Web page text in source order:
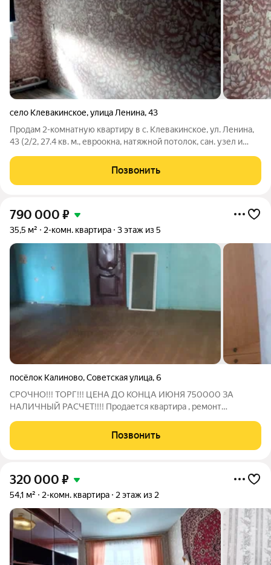
село Клевакинское,улица Ленина,43
Продам 2-комнатную квартиру в с. Клевакинское, ул. Ленина,
43 (2/2, 27.4 кв. м., евроокна, натяжной потолок, сан. узел и
- 390 тысяч рублей. Или меняю на комнату в городе.
Позвонить
790 000 ₽
35,5 м² 2-комн. квартира 3 этаж из 5
посёлок Калиново,Советская улица,6
СРОЧНО!!! ТОРГ!!! ЦЕНА ДО КОНЦА ИЮНЯ 750000 ЗА
НАЛИЧНЫЙ РАСЧЕТ!!!! Продается квартира , ремонт
в шаговой доступности К оплате принимаем все виды
сертификатов , мат капитал, ID объекта в
Позвонить
320 000 ₽
54,1 м² 2-комн. квартира 2 этаж из 2